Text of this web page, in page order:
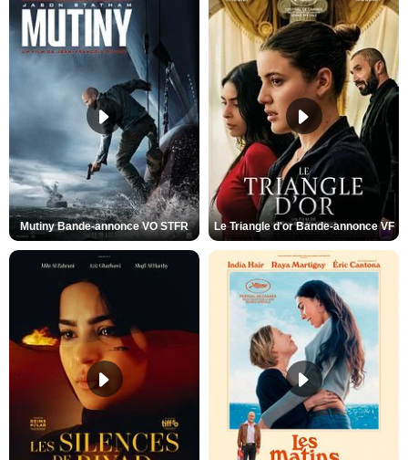
Mutiny Bande-annonce VO STFR Le Triangle d'or Bande-annonce VF